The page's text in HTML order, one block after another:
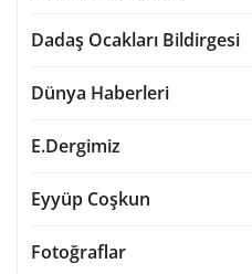
Dadaş Ocakları Bildirgesi
Dünya Haberleri
E.Dergimiz
Eyyüp Coşkun
Fotoğraflar